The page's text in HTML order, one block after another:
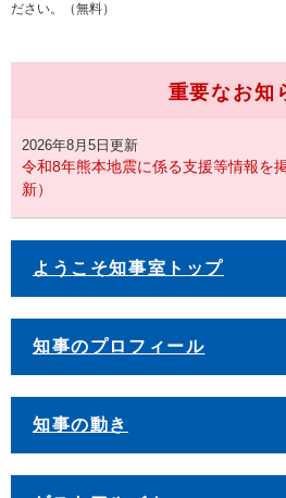
ださい。（無料）
重要なお知
2026年8月5日更新
令和8年熊本地震に係る支援等情報を
新）
ようこそ知事室トップ
知事のプロフィール
知事の動き